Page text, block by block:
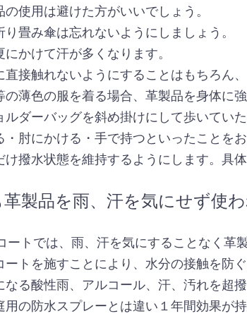
使用は避けた方がいいでしょう。
畳み傘は忘れないようにしましょう。
かけて汗が多くなります。
接触れないようにすることはもちろん、
薄色の服を着る場合、革製品を身体に
ルダーバッグを斜め掛けにして歩いてい
・肘にかける・手で持つといったことをお
撥水状態を維持するようにします。具
製品を雨、汗を気にせず使
ートでは、雨、汗を気にすることなく革
トを施すことにより、水分の接触を防ぐ
る酸性雨、アルコール、汗、汚れを超
用の防水スプレーとは違い１年間効果が持